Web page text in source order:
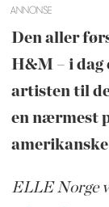
ANNONSE
Den aller
H&M – i dag
artisten til
en nærmest
ELLE Norge